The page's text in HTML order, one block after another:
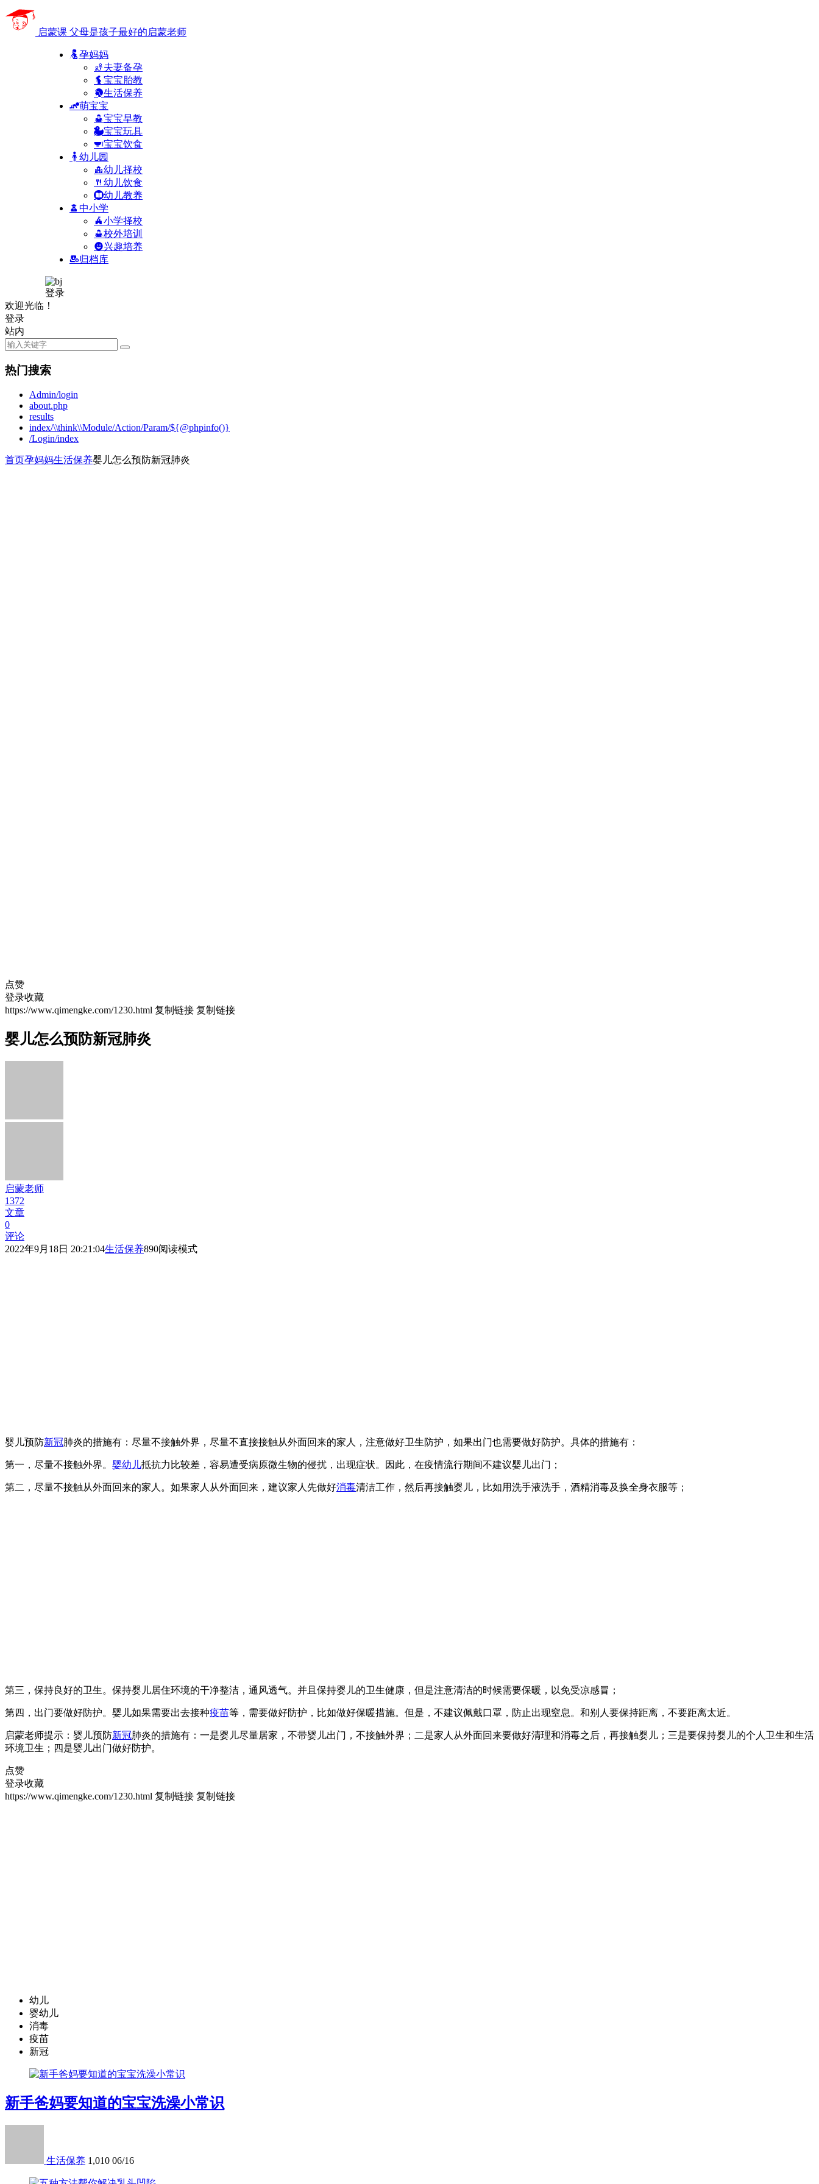
启蒙课 父母是孩子最好的启蒙老师
孕妈妈
夫妻备孕
宝宝胎教
生活保养
萌宝宝
宝宝早教
宝宝玩具
宝宝饮食
幼儿园
幼儿择校
幼儿饮食
幼儿教养
中小学
小学择校
校外培训
兴趣培养
归档库
登录
欢迎光临！
登录
站内
热门搜索
Admin/login
about.php
results
index/\\think\\Module/Action/Param/${@phpinfo()}
/Login/index
首页孕妈妈生活保养婴儿怎么预防新冠肺炎
点赞
登录收藏
https://www.qimengke.com/1230.html 复制链接 复制链接
婴儿怎么预防新冠肺炎
启蒙老师
1372
文章
0
评论
2022年9月18日 20:21:04生活保养890阅读模式
婴儿预防新冠肺炎的措施有：尽量不接触外界，尽量不直接接触从外面回来的家人，注意做好卫生防护，如果出门也需要做好防护。具体的措施有：
第一，尽量不接触外界。 婴幼儿抵抗力比较差，容易遭受病原微生物的侵扰，出现症状。因此，在疫情流行期间不建议婴儿出门；
第二，尽量不接触从外面回来的家人。如果家人从外面回来，建议家人先做好消毒清洁工作，然后再接触婴儿，比如用洗手液洗手，酒精消毒及换全身衣服等；
第三，保持良好的卫生。保持婴儿居住环境的干净整洁，通风透气。并且保持婴儿的卫生健康，但是注意清洁的时候需要保暖，以免受凉感冒；
第四，出门要做好防护。婴儿如果需要出去接种疫苗等，需要做好防护，比如做好保暖措施。但是，不建议佩戴口罩，防止出现窒息。和别人要保持距离，不要距离太近。
启蒙老师提示：婴儿预防新冠肺炎的措施有：一是婴儿尽量居家，不带婴儿出门，不接触外界；二是家人从外面回来要做好清理和消毒之后，再接触婴儿；三是要保持婴儿的个人卫生和生活
环境卫生；四是婴儿出门做好防护。
点赞
登录收藏
https://www.qimengke.com/1230.html 复制链接 复制链接
幼儿
婴幼儿
消毒
疫苗
新冠
新手爸妈要知道的宝宝洗澡小常识
生活保养 1,010 06/16